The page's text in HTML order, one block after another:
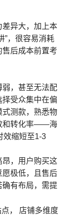
差异大，加上本
”，很容易消耗
后成本前置考
，甚至无法配
受众集中在偏
测款，熟悉物
和转化率——海
效缩短至1-3
昂，用户购买这
愿极低，且售后
有布局，需提
， 店铺多维度